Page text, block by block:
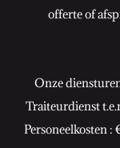
offerte of
Onze
Traiteurdienst
Personeelkosten